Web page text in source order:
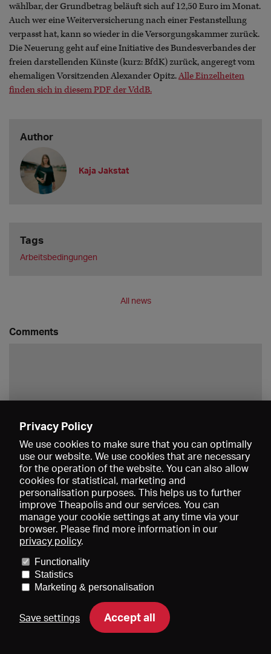
wählbar, der Grundbetrag beläuft sich auf 12,50 Euro im Monat.
Auch wer eine Weiterversicherung nach einer Festanstellung
verpasst hat, kann so wieder in die Versorgungskammer zurück.
Die Neuerung geht auf eine Initiative des Bundesverbandes der
freien darstellenden Künste (kurz: BfdK) zurück, angeregt vom
ehemaligen Vorsitzenden Alexander Opitz.Alle Einzelheiten
finden sich in diesem PDF der VddB.
Author
Kaja Jakstat
Tags
Arbeitsbedingungen
All news
Comments
About us
Imprint
DE EN FR
Privacy Policy
We use cookies to make sure that you can optimally
use our website. We use cookies that are necessary
for the operation of the website. You can also allow
cookies for statistical, marketing and
personalisation purposes. This helps us to further
improve Theapolis and our services. You can
manage your cookie settings at any time via your
browser. Please find more information in our
privacy policy.
Functionality
Statistics
Marketing & personalisation
Save settings Accept all